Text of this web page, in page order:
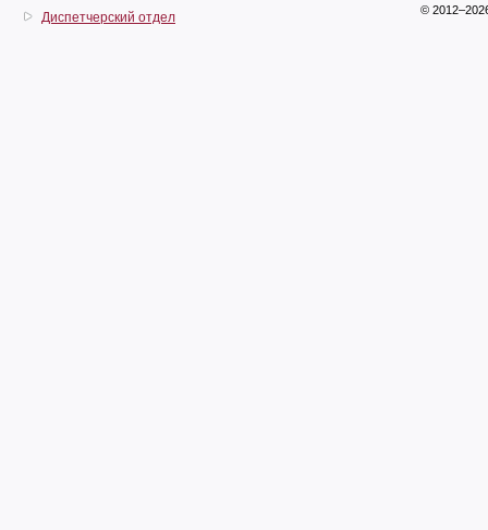
Диспетчерский отдел
©